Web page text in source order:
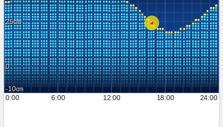
25
0
-10
0:00
6:00 12:00 18:00 24:00